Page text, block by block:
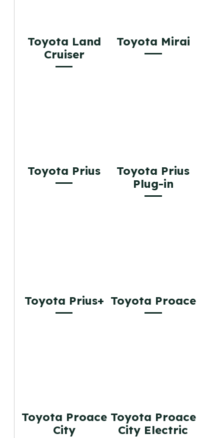
Toyota Land
Cruiser
Toyota Mirai
Toyota Prius
Toyota Prius
Plug-in
Toyota Prius+ Toyota Proace
Toyota Proace
City
Toyota Proace
City Electric